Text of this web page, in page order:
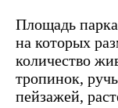
Площадь парка
на которых
количество
тропинок,
пейзажей,